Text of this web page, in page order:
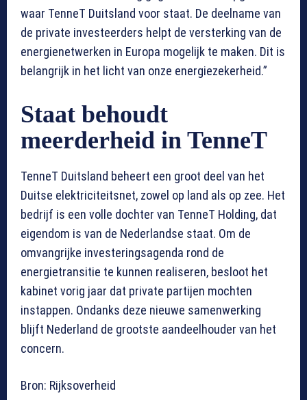
waar TenneT Duitsland voor staat. De deelname van
de private investeerders helpt de versterking van de
energienetwerken in Europa mogelijk te maken. Dit is
belangrijk in het licht van onze energiezekerheid.”
Staat behoudt
meerderheid in TenneT
TenneT Duitsland beheert een groot deel van het
Duitse elektriciteitsnet, zowel op land als op zee. Het
bedrijf is een volle dochter van TenneT Holding, dat
eigendom is van de Nederlandse staat. Om de
omvangrijke investeringsagenda rond de
energietransitie te kunnen realiseren, besloot het
kabinet vorig jaar dat private partijen mochten
instappen. Ondanks deze nieuwe samenwerking
blijft Nederland de grootste aandeelhouder van het
concern.
Bron: Rijksoverheid